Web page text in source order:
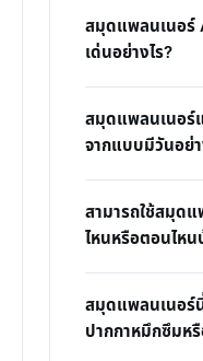
สมุดแพลนเนอร์
เด่นอย่างไร?
สมุดแพลนเนอร์
จากแบบมีวันอย่า
สามารถใช้สมุด
ไหนหรือตอนไหน
สมุดแพลนเนอร์
ปากกาหมึกซึมห